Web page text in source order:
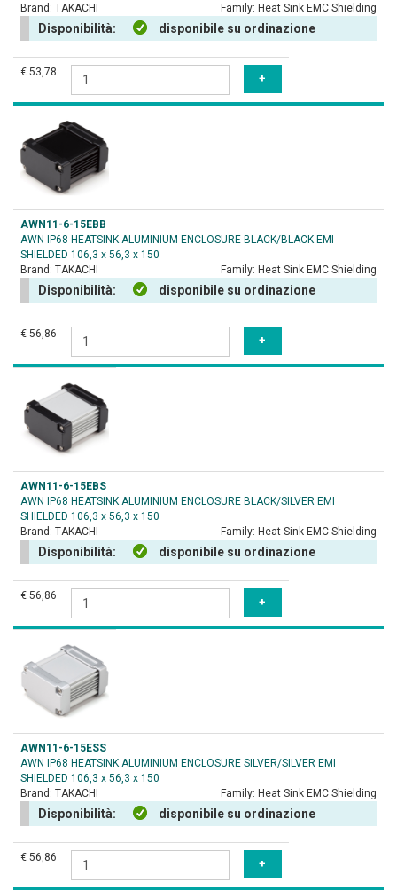
Brand: TAKACHI Family: Heat Sink EMC Shielding
Disponibilità: disponibile su ordinazione
€ 53,78
AWN11-6-15EBB
AWN IP68 HEATSINK ALUMINIUM ENCLOSURE BLACK/BLACK EMI
SHIELDED 106,3 x 56,3 x 150
Brand: TAKACHI Family: Heat Sink EMC Shielding
Disponibilità: disponibile su ordinazione
€ 56,86
AWN11-6-15EBS
AWN IP68 HEATSINK ALUMINIUM ENCLOSURE BLACK/SILVER EMI
SHIELDED 106,3 x 56,3 x 150
Brand: TAKACHI Family: Heat Sink EMC Shielding
Disponibilità: disponibile su ordinazione
€ 56,86
AWN11-6-15ESS
AWN IP68 HEATSINK ALUMINIUM ENCLOSURE SILVER/SILVER EMI
SHIELDED 106,3 x 56,3 x 150
Brand: TAKACHI Family: Heat Sink EMC Shielding
Disponibilità: disponibile su ordinazione
€ 56,86